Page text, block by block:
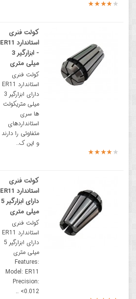
کولت فنری
استاندارد ER11
- ابزارگیر 3
میلی متری
کولت فنری
استاندارد ER11
دارای ابزارگیر 3
میلی متریکولت
ها سری
استانداردهای
متفاوتی را دارند
و این ک..
کولت فنری
استاندارد ER11
دارای ابزارگیر 5
میلی متری
کولت فنری
استاندارد ER11
دارای ابزارگیر 5
میلی متری
Features:
Model: ER11
Precision:
<0.012 ..